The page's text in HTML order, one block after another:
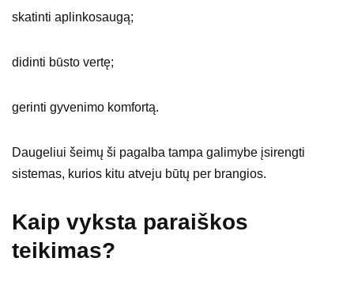
skatinti aplinkosaugą;
didinti būsto vertę;
gerinti gyvenimo komfortą.
Daugeliui šeimų ši pagalba tampa galimybe įsirengti
sistemas, kurios kitu atveju būtų per brangios.
Kaip vyksta paraiškos
teikimas?